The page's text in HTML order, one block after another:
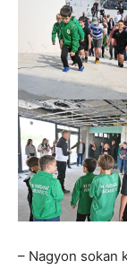
– Nagyon sokan